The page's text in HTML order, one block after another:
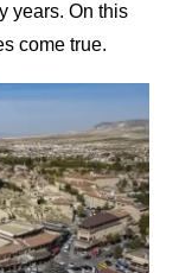
years. On this
come true.